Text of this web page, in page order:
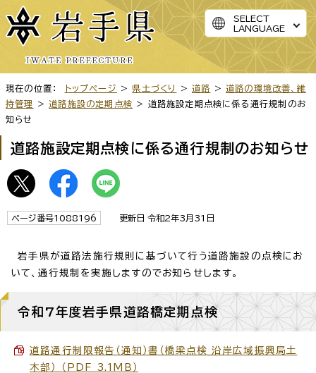
SELECT
LANGUAGE
現在の位置： トップページ > 県土づくり >道路 >道路の環境改善、維
持管理
>道路施設の定期点検 > 道路施設定期点検に係る通行規制のお
知らせ
道路施設定期点検に係る通行規制のお知らせ
ページ番号1088196 更新日 令和2年3月31日
岩手県が道路法施行規則に基づいて行う道路施設の点検にお
いて、通行規制を実施しますのでお知らせします。
令和7年度岩手県道路橋定期点検
道路通行制限報告（通知）書（橋梁点検_沿岸広域振興局土
木部） （PDF 3.1MB）